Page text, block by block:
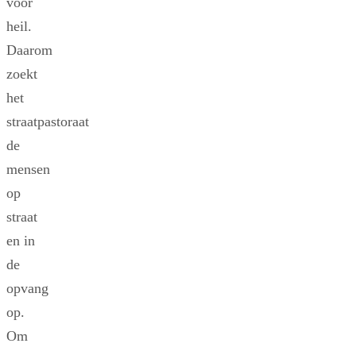
heil.
Daarom
zoekt
het
straatpastoraat
de
mensen
op
straat
en in
de
opvang
op.
Om